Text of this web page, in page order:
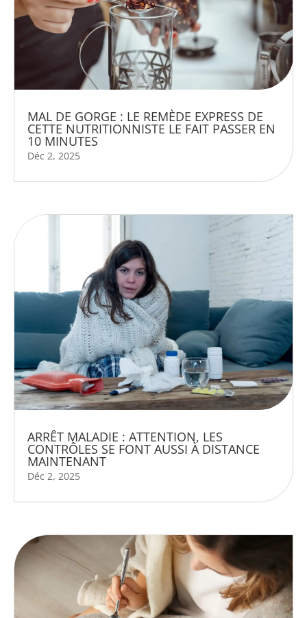
MAL DE GORGE : LE REMÈDE EXPRESS DE
CETTE NUTRITIONNISTE LE FAIT PASSER EN
10 MINUTES
Déc 2, 2025
ARRÊT MALADIE : ATTENTION, LES
CONTRÔLES SE FONT AUSSI À DISTANCE
MAINTENANT
Déc 2, 2025